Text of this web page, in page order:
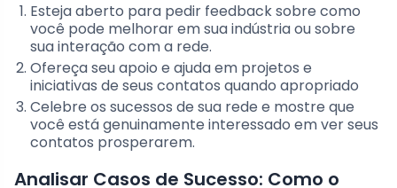
Esteja aberto para pedir feedback sobre como
você pode melhorar em sua indústria ou sobre
sua interação com a rede.
Ofereça seu apoio e ajuda em projetos e
iniciativas de seus contatos quando apropriado
Celebre os sucessos de sua rede e mostre que
você está genuinamente interessado em ver seus
contatos prosperarem.
Analisar Casos de Sucesso: Como o